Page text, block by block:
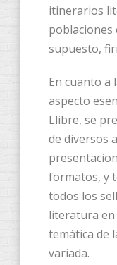
itinerarios
poblaciones
supuesto,
En cuanto a
aspecto
Llibre, se
de diversos
formatos, y
todos los
literatura en
temática de
variada.